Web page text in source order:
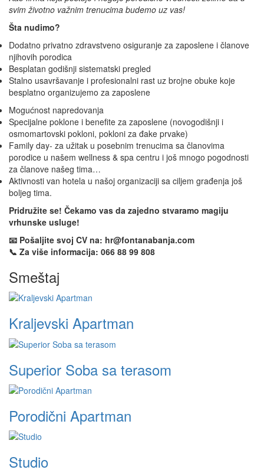
svim životno važnim trenucima budemo uz vas!
Šta nudimo?
Dodatno privatno zdravstveno osiguranje za zaposlene i članove
njihovih porodica
Besplatan godišnji sistematski pregled
Stalno usavršavanje i profesionalni rast uz brojne obuke koje
besplatno organizujemo za zaposlene
Mogućnost napredovanja
Specijalne poklone i benefite za zaposlene (novogodišnji i
osmomartovski pokloni, pokloni za đake prvake)
Family day- za užitak u posebnim trenucima sa članovima
porodice u našem wellness & spa centru i još mnogo pogodnosti
za članove našeg tima…
Aktivnosti van hotela u našoj organizaciji sa ciljem građenja još
boljeg tima.
Pridružite se! Čekamo vas da zajedno stvaramo magiju
vrhunske usluge!
📧 Pošaljite svoj CV na: hr@fontanabanja.com
📞 Za više informacija: 066 88 99 808
Smeštaj
Kraljevski Apartman
Superior Soba sa terasom
Porodični Apartman
Studio